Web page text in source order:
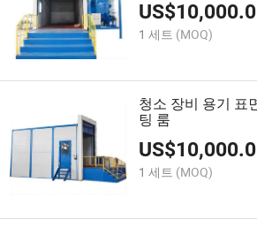
US$
1 세트 (MOQ)
청소 장비 용기 표
팅 룸
US$
1 세트 (MOQ)